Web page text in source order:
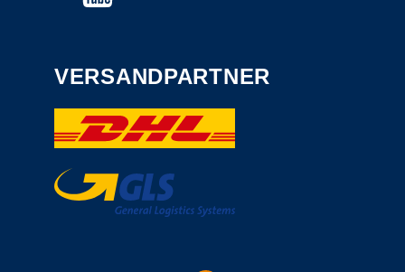
VERSANDPARTNER